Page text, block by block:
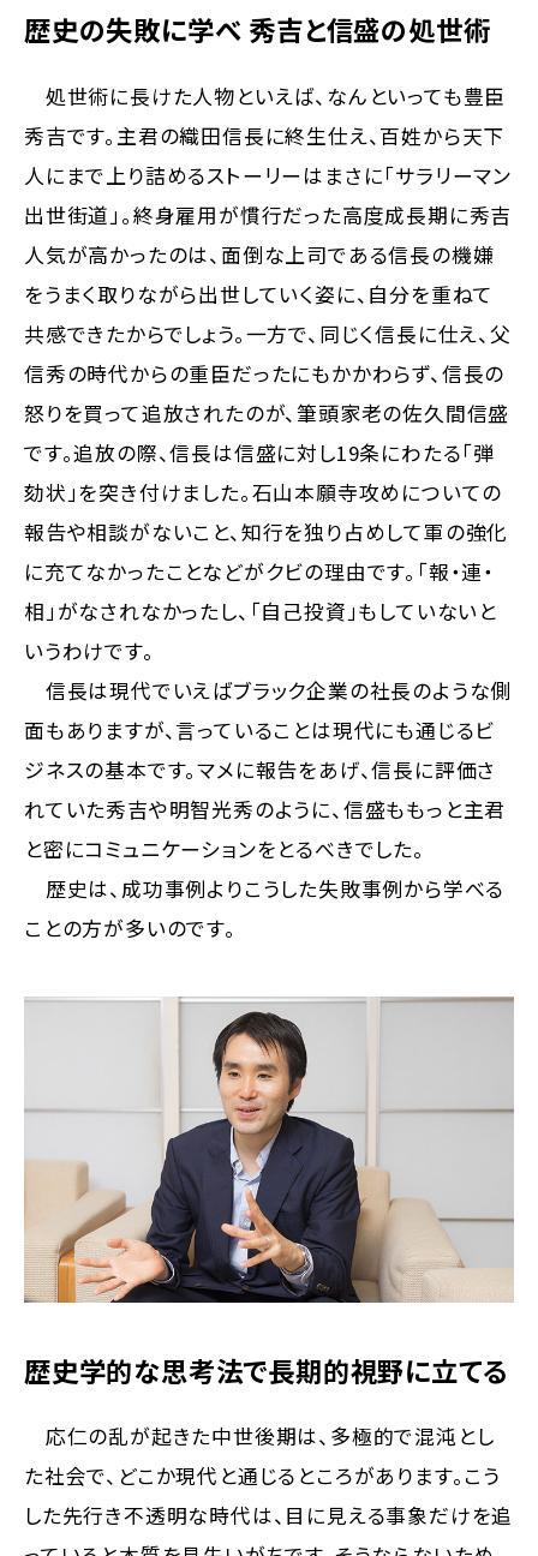
歴史の失敗に学べ 秀吉と信盛の処世術
処世術に長けた人物といえば、なんといっても豊臣
秀吉です。主君の織田信長に終生仕え、百姓から天下
人にまで上り詰めるストーリーはまさに「サラリーマン
出世街道」。終身雇用が慣行だった高度成長期に秀吉
人気が高かったのは、面倒な上司である信長の機嫌
をうまく取りながら出世していく姿に、自分を重ねて
共感できたからでしょう。一方で、同じく信長に仕え、父
信秀の時代からの重臣だったにもかかわらず、信長の
怒りを買って追放されたのが、筆頭家老の佐久間信盛
です。追放の際、信長は信盛に対し19条にわたる「弾
劾状」を突き付けました。石山本願寺攻めについての
報告や相談がないこと、知行を独り占めして軍の強化
に充てなかったことなどがクビの理由です。「報・連・
相」がなされなかったし、「自己投資」もしていないと
いうわけです。
信長は現代でいえばブラック企業の社長のような側
面もありますが、言っていることは現代にも通じるビ
ジネスの基本です。マメに報告をあげ、信長に評価さ
れていた秀吉や明智光秀のように、信盛ももっと主君
と密にコミュニケーションをとるべきでした。
歴史は、成功事例よりこうした失敗事例から学べる
ことの方が多いのです。
歴史学的な思考法で長期的視野に立てる
応仁の乱が起きた中世後期は、多極的で混沌とし
た社会で、どこか現代と通じるところがあります。こう
した先行き不透明な時代は、目に見える事象だけを追